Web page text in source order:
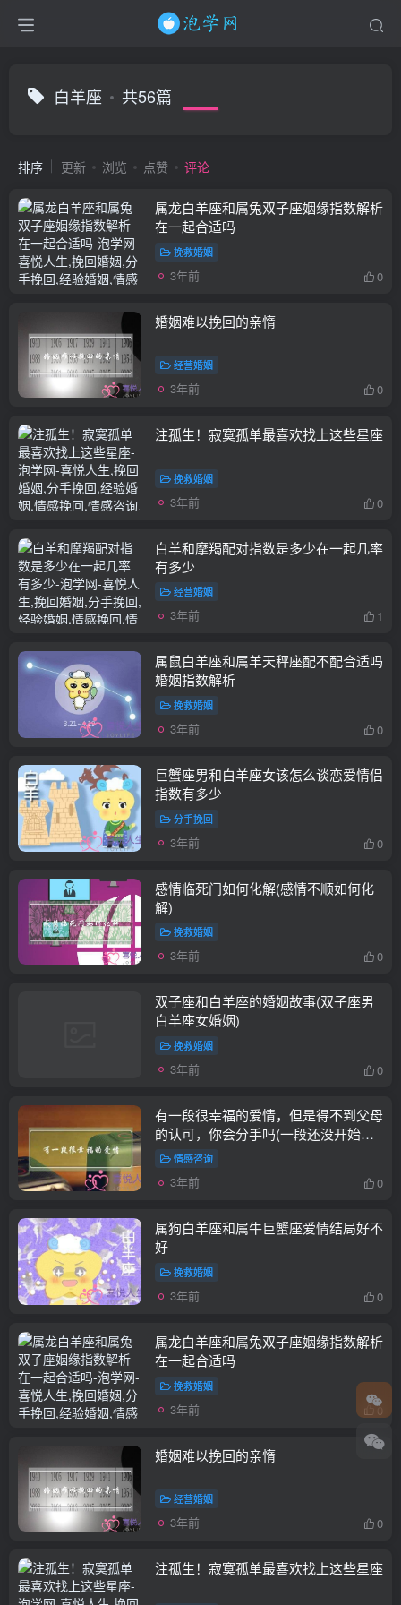
白羊座 共56篇
排序 更新 浏览 点赞 评论
属龙白羊座和属兔双子座姻缘指数解析
在一起合适吗
挽救婚姻
3年前 0
婚姻难以挽回的亲惰
经营婚姻
3年前 0
注孤生！寂寞孤单最喜欢找上这些星座
挽救婚姻
3年前 0
白羊和摩羯配对指数是多少在一起几率
有多少
经营婚姻
3年前 1
属鼠白羊座和属羊天秤座配不配合适吗
婚姻指数解析
挽救婚姻
3年前 0
巨蟹座男和白羊座女该怎么谈恋爱情侣
指数有多少
分手挽回
3年前 0
感情临死门如何化解(感情不顺如何化
解)
挽救婚姻
3年前 0
双子座和白羊座的婚姻故事(双子座男
白羊座女婚姻)
挽救婚姻
3年前 0
有一段很幸福的爱情，但是得不到父母
的认可，你会分手吗(一段还没开始就
已经结束了的爱情，我要怎么样才能挽
回...)
情感咨询
3年前 0
属狗白羊座和属牛巨蟹座爱情结局好不
好
挽救婚姻
3年前 0
属龙白羊座和属兔双子座姻缘指数解析
在一起合适吗
挽救婚姻
3年前 0
婚姻难以挽回的亲惰
经营婚姻
3年前 0
注孤生！寂寞孤单最喜欢找上这些星座